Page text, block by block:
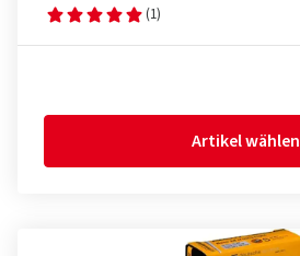
(1)
Artikel wählen